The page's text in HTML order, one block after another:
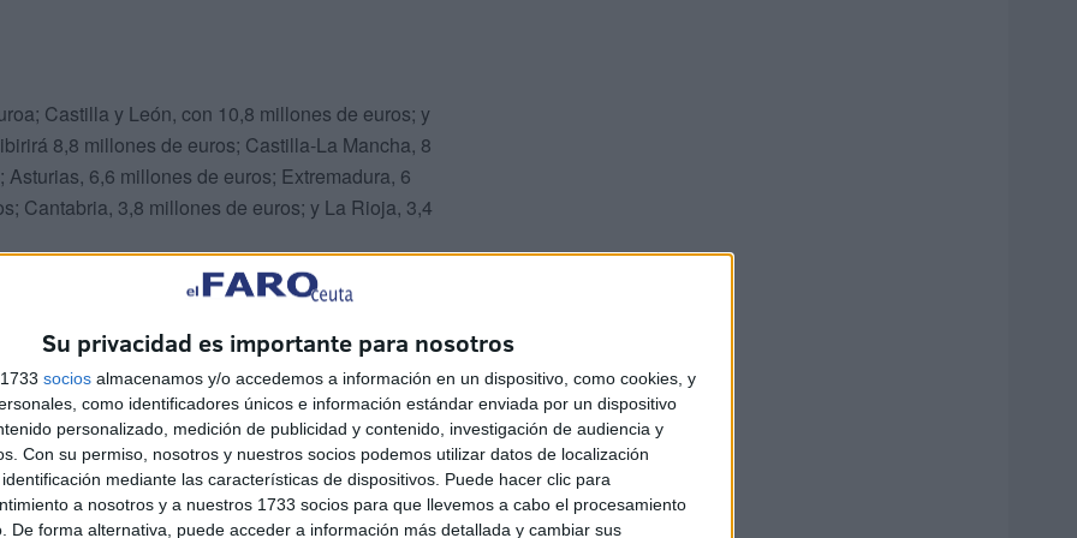
Su privacidad es importante para nosotros
socios almacenamos y/o accedemos a información en un dispositivo, como cookies, y
como identificadores únicos e información estándar enviada por un dispositivo
personalizado, medición de publicidad y contenido, investigación de audiencia y
Con su permiso, nosotros y nuestros socios podemos utilizar datos de localización
mediante las características de dispositivos. Puede hacer clic para
a nosotros y a nuestros 1733 socios para que llevemos a cabo el procesamiento
De forma alternativa, puede acceder a información más detallada y cambiar sus
Castilla y León, con 10,8 millones de euros; y
8,8 millones de euros; Castilla-La Mancha, 8
6,6 millones de euros; Extremadura, 6
Cantabria, 3,8 millones de euros; y La Rioja, 3,4
cada ciudad autónoma.
el visto bueno a este acuerdo y, posteriormente, se